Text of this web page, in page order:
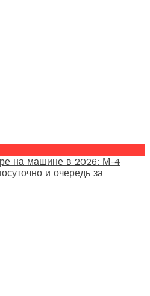
на машине в 2026: М-4
и очередь за